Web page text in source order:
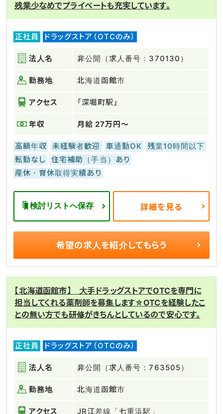
残業少なめでプライベートも充実しています。
正社員 ドラッグストア（OTCのみ）
法人名 非公開（求人番号：370130）
勤務地 北海道函館市
アクセス 「深堀町駅」
年収 月給 27万円～
高額年収 未経験者歓迎 車通勤OK
残業10時間以下
転勤なし
住宅補助（手当）あり
産休・育休取得実績あり
検討リストへ保存 詳細を見る
希望の求人を紹介してもらう
【北海道函館市】 大手ドラッグストアでOTCを専門に
担当してくれる薬剤師を募集します☆OTCを経験したこ
との無い方でも研修がきちんとしているので安心です。
正社員 ドラッグストア（OTCのみ）
法人名 非公開（求人番号：763505）
勤務地 北海道函館市
アクセス JR江差線「七重浜駅」